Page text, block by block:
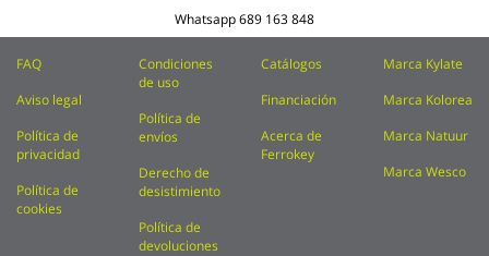
Whatsapp689 163 848
FAQ
Aviso legal
Política de
privacidad
Política de
cookies
Condiciones
de uso
Política de
envíos
Derecho de
desistimiento
Política de
devoluciones
Catálogos
Financiación
Acerca de
Ferrokey
Marca Kylate
Marca Kolorea
Marca Natuur
Marca Wesco